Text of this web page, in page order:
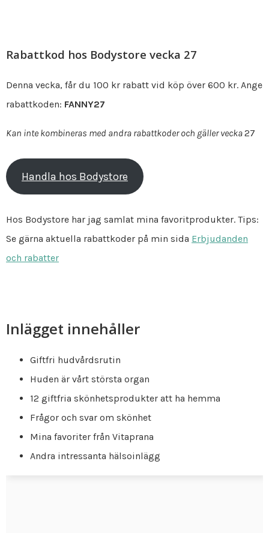
Rabattkod hos Bodystore vecka 27
Denna vecka, får du 100 kr rabatt vid köp över 600 kr. Ange
rabattkoden: FANNY27
Kan inte kombineras med andra rabattkoder och gäller vecka27
Handla hos Bodystore
Hos Bodystore har jag samlat mina favoritprodukter. Tips:
Se gärna aktuella rabattkoder på min sida Erbjudanden
och rabatter
Inlägget innehåller
Giftfri hudvårdsrutin
Huden är vårt största organ
12 giftfria skönhetsprodukter att ha hemma
Frågor och svar om skönhet
Mina favoriter från Vitaprana
Andra intressanta hälsoinlägg